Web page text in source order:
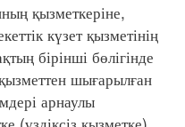
қызметкеріне,
күзет қызметінің
бірінші бөлігінде
шығарылған
арнаулы